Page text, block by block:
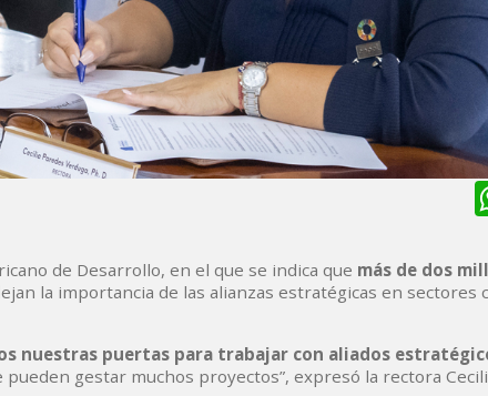
de Desarrollo, en el que se indica que más de dos
la importancia de las alianzas estratégicas en sectores
nuestras puertas para trabajar con aliados
gestar muchos proyectos”, expresó la rectora